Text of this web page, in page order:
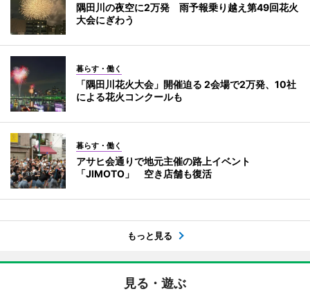
隅田川の夜空に2万発 雨予報乗り越え第49回花火
大会にぎわう
暮らす・働く
「隅田川花火大会」開催迫る 2会場で2万発、10社
による花火コンクールも
暮らす・働く
アサヒ会通りで地元主催の路上イベント
「JIMOTO」 空き店舗も復活
もっと見る
見る・遊ぶ